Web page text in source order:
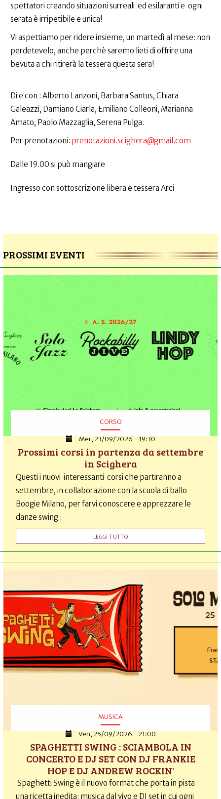
spettatori creando situazioni surreali ed esilaranti e ogni
serata è irripetibile e unica!
Vi aspettiamo per ridere insieme, un martedì al mese: non
perdetevelo, anche perchè saremo lieti di offrire una
bevuta a chi ritirerà la tessera questa sera!
Di e con : Alberto Lanzoni, Barbara Santus, Chiara
Galeazzi, Damiano Ciarla, Emiliano Colleoni, Marianna
Amato, Paolo Mazzaglia, Serena Pulga.
Per prenotazioni: prenotazioni.scighera@gmail.com
Dalle 19.00 si può mangiare
Ingresso con sottoscrizione libera e tessera Arci
PROSSIMI EVENTI
CORSO
Mer, 23/09/2026 - 19:30
Prossimi corsi in partenza da settembre
in Scighera
Questi i nuovi interessanti corsi che partiranno a
settembre, in collaborazione con la scuola di ballo
Boogie Milano, per farvi conoscere e apprezzare le
danze swing :
LEGGI TUTTO
MUSICA
Ven, 25/09/2026 - 21:00
SPAGHETTI SWING : SCIAMBOLA IN
CONCERTO E DJ SET CON DJ FRANKIE
HOP E DJ ANDREW ROCKIN'
Spaghetti Swing è il nuovo format che porta in pista
una ricetta inedita: musica dal vivo e DJ set in cui ogni